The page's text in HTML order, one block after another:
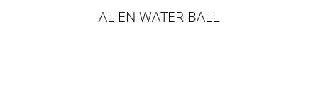
ALIEN WATER BALL